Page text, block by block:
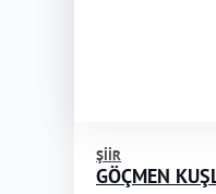
ŞIIR
GÖÇMEN